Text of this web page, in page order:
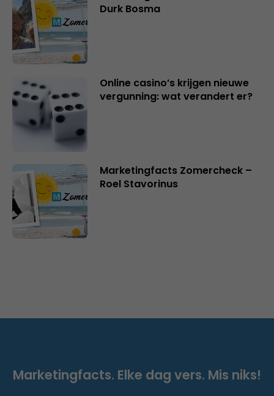
Durk Bosma
Online casino’s krijgen nieuwe
vergunning: wat verandert er?
Marketingfacts Zomercheck –
Roel Stavorinus
Marketingfacts. Elke dag vers. Mis niks!